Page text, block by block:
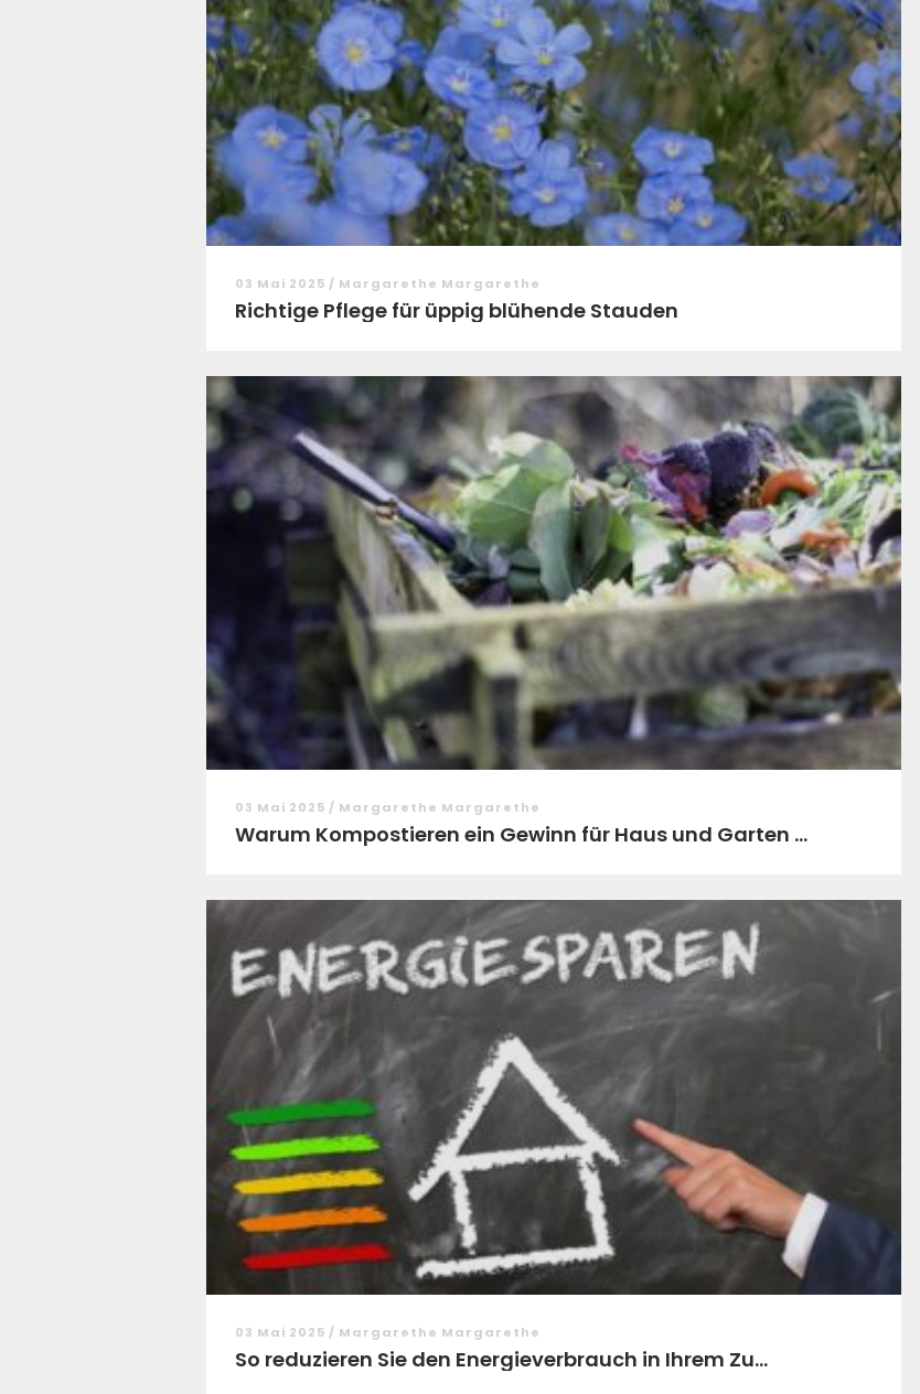
03 Mai 2025 / Margarethe Margarethe
Richtige Pflege für üppig blühende Stauden
03 Mai 2025 / Margarethe Margarethe
Warum Kompostieren ein Gewinn für Haus und Garten ...
03 Mai 2025 / Margarethe Margarethe
So reduzieren Sie den Energieverbrauch in Ihrem Zu...